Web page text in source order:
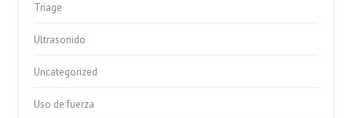
Triage
Ultrasonido
Uncategorized
Uso de fuerza